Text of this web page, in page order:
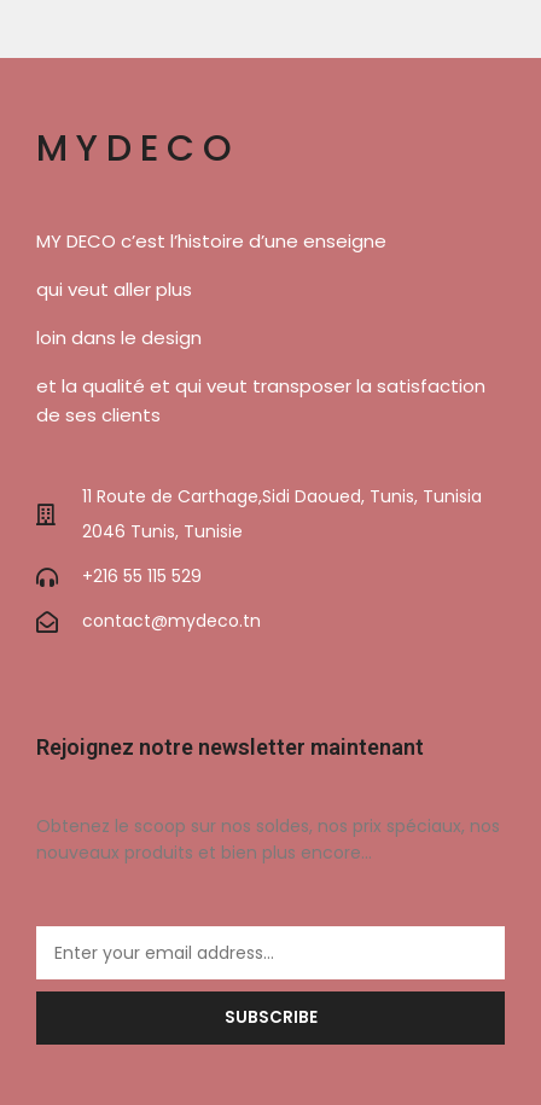
MYDECO
MY DECO c’est l’histoire d’une enseigne
qui veut aller plus
loin dans le design
et la qualité et qui veut transposer la satisfaction
de ses clients
11 Route de Carthage,Sidi Daoued, Tunis, Tunisia
2046 Tunis, Tunisie
+216 55 115 529
contact@mydeco.tn
Rejoignez notre newsletter maintenant
Obtenez le scoop sur nos soldes, nos prix spéciaux, nos
nouveaux produits et bien plus encore…